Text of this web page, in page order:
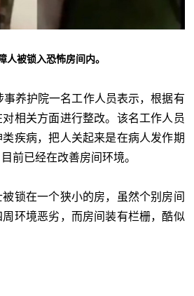
被锁入恐怖房间内。
养护院一名工作人员表示，根据有
相关方面进行整改。该名工作人员
疾病，把人关起来是在病人发作期
前已经在改善房间环境。
锁在一个狭小的房，虽然个别房间
环境恶劣，而房间装有栏栅，酷似